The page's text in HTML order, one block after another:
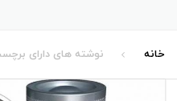
خانه نوشته های دارای